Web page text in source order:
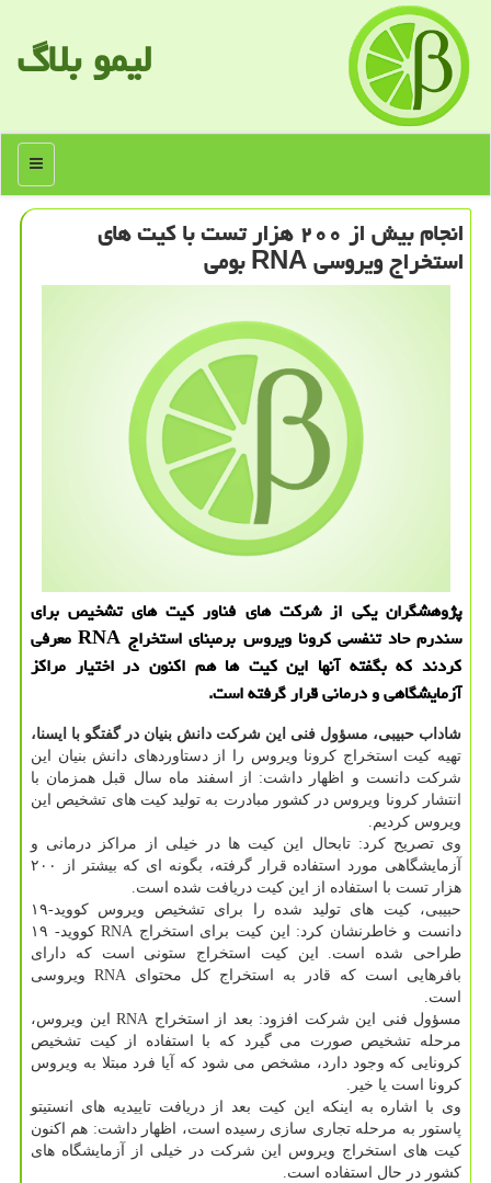
لیمو بلاگ
منو
انجام بیش از ۲۰۰ هزار تست با كیت های
استخراج ویروسی RNA بومی
پژوهشگران یكی از شركت های فناور كیت های تشخیص برای
سندرم حاد تنفسی كرونا ویروس برمبنای استخراج RNA معرفی
كردند كه بگفته آنها این كیت ها هم اكنون در اختیار مراكز
آزمایشگاهی و درمانی قرار گرفته است.
شاداب حبیبی، مسؤول فنی این شرکت دانش بنیان در گفتگو با ایسنا،
تهیه کیت استخراج کرونا ویروس را از دستاوردهای دانش بنیان این
شرکت دانست و اظهار داشت: از اسفند ماه سال قبل همزمان با
انتشار کرونا ویروس در کشور مبادرت به تولید کیت های تشخیص این
ویروس کردیم.
وی تصریح کرد: تابحال این کیت ها در خیلی از مراکز درمانی و
آزمایشگاهی مورد استفاده قرار گرفته، بگونه ای که بیشتر از ۲۰۰
هزار تست با استفاده از این کیت دریافت شده است.
حبیبی، کیت های تولید شده را برای تشخیص ویروس کووید-۱۹
دانست و خاطرنشان کرد: این کیت برای استخراج RNA کووید- ۱۹
طراحی شده است. این کیت استخراج ستونی است که دارای
بافرهایی است که قادر به استخراج کل محتوای RNA ویروسی
است.
مسؤول فنی این شرکت افزود: بعد از استخراج RNA این ویروس،
مرحله تشخیص صورت می گیرد که با استفاده از کیت تشخیص
کرونایی که وجود دارد، مشخص می شود که آیا فرد مبتلا به ویروس
کرونا است یا خیر.
وی با اشاره به اینکه این کیت بعد از دریافت تاییدیه های انستیتو
پاستور به مرحله تجاری سازی رسیده است، اظهار داشت: هم اکنون
کیت های استخراج ویروس این شرکت در خیلی از آزمایشگاه های
کشور در حال استفاده است.